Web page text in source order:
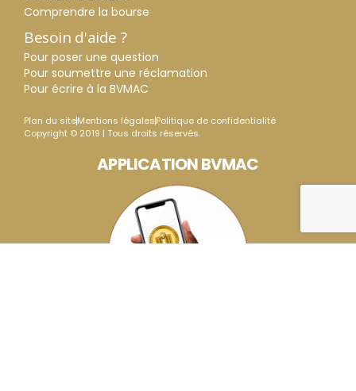
Comprendre la bourse
Besoin d'aide ?
Pour poser une question
Pour soumettre une réclamation
Pour écrire à la BVMAC
Plan du siteMentions légalesPolitique de confidentialité
Copyright © 2019 | Tous droits réservés.
APPLICATION BVMAC